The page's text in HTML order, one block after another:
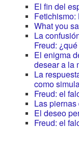
El fin del
What you
La
Freud:
El enigma
desear a la
La
como
Freud: el
Las
El deseo
Freud: el